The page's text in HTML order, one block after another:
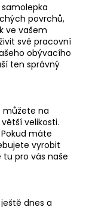
povrchů,
ve vašem
své pracovní
obývacího
ten správný
můžete na
velikosti.
Pokud máte
vyrobit
pro vás naše
dnes a